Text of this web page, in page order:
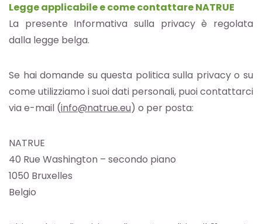
Legge applicabile e come contattare NATRUE
La presente Informativa sulla privacy è regolata
dalla legge belga.
Se hai domande su questa politica sulla privacy o su
come utilizziamo i suoi dati personali, puoi contattarci
via e-mail (info@natrue.eu) o per posta:
NATRUE
40 Rue Washington – secondo piano
1050 Bruxelles
Belgio